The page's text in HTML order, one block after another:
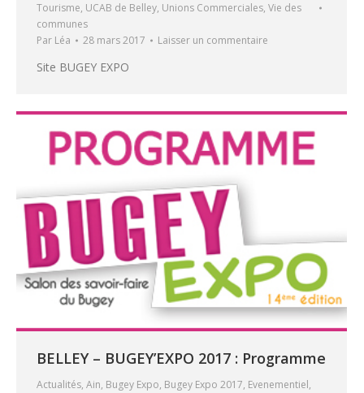
Tourisme, UCAB de Belley, Unions Commerciales, Vie des
communes
Par Léa 28 mars 2017 Laisser un commentaire
Site BUGEY EXPO
BELLEY – BUGEY’EXPO 2017 : Programme
Actualités, Ain, Bugey Expo, Bugey Expo 2017, Evenementiel,